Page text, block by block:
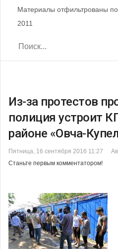
Материалы отфильтрованы
2011
Из-за протестов
полиция устроит
районе «Овча-
Пятница, 16 сентября 2016 11:27
Станьте первым комментатором!